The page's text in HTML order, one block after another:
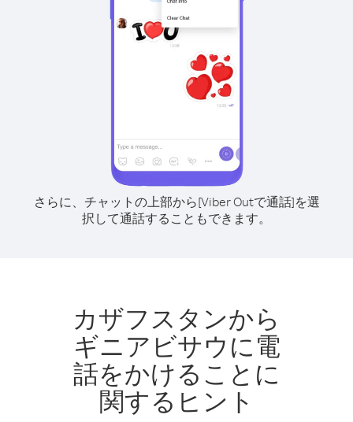
さらに、チャットの上部から[Viber Outで通話]を選
択して通話することもできます。
カザフスタンから
ギニアビサウに電
話をかけることに
関するヒント